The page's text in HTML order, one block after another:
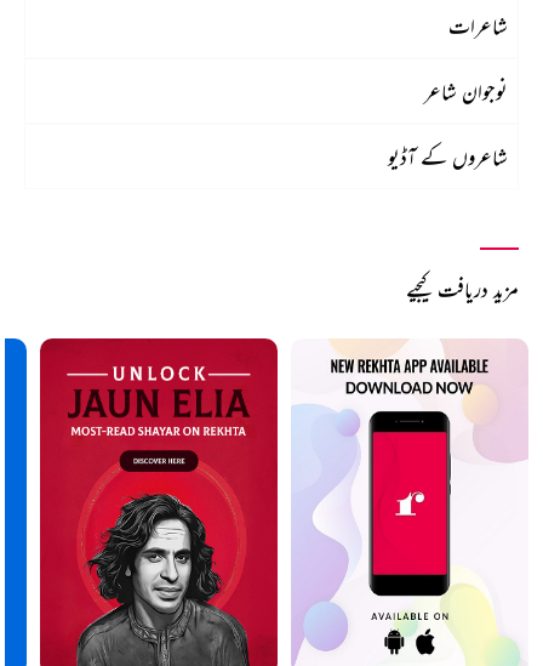
شاعرات
نوجوان شاعر
شاعروں کے آڈیو
مزید دریافت کیجیے